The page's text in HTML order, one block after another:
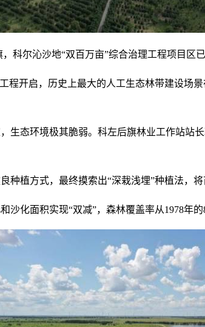
科尔沁沙地“双百万亩”综合治理工程项目区
程开启，历史上最大的人工生态林带建设场
生态环境极其脆弱。科左后旗林业工作站站
植方式，最终摸索出“深栽浅埋”种植法，
化面积实现“双减”，森林覆盖率从1978年的